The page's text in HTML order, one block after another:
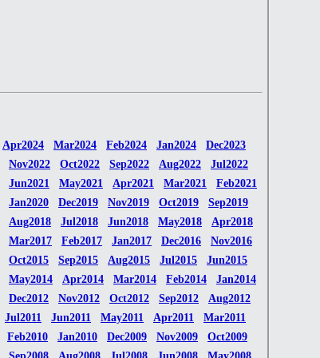
Apr2024 Mar2024 Feb2024 Jan2024
Dec2023
Nov2022 Oct2022 Sep2022 Aug2022
Jul2022
Jun2021 May2021 Apr2021 Mar2021
Feb2021
Jan2020 Dec2019 Nov2019 Oct2019
Sep2019
Aug2018 Jul2018 Jun2018 May2018
Apr2018
Mar2017 Feb2017 Jan2017 Dec2016
Nov2016
Oct2015 Sep2015 Aug2015 Jul2015
Jun2015
May2014 Apr2014 Mar2014 Feb2014
Jan2014
Dec2012 Nov2012 Oct2012 Sep2012
Aug2012
Jul2011 Jun2011 May2011 Apr2011
Mar2011
Feb2010 Jan2010 Dec2009 Nov2009
Oct2009